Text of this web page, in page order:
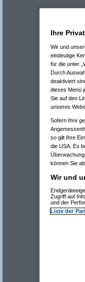
Ihre
Wir und
eindeutige
für die unter
Durch
deaktiviert
dieses Menü
Sie auf den
unseres
Sofern Ihre
so gilt Ihre
die USA. Es
können Sie
Wir und
Zugriff auf
und der
Liste der